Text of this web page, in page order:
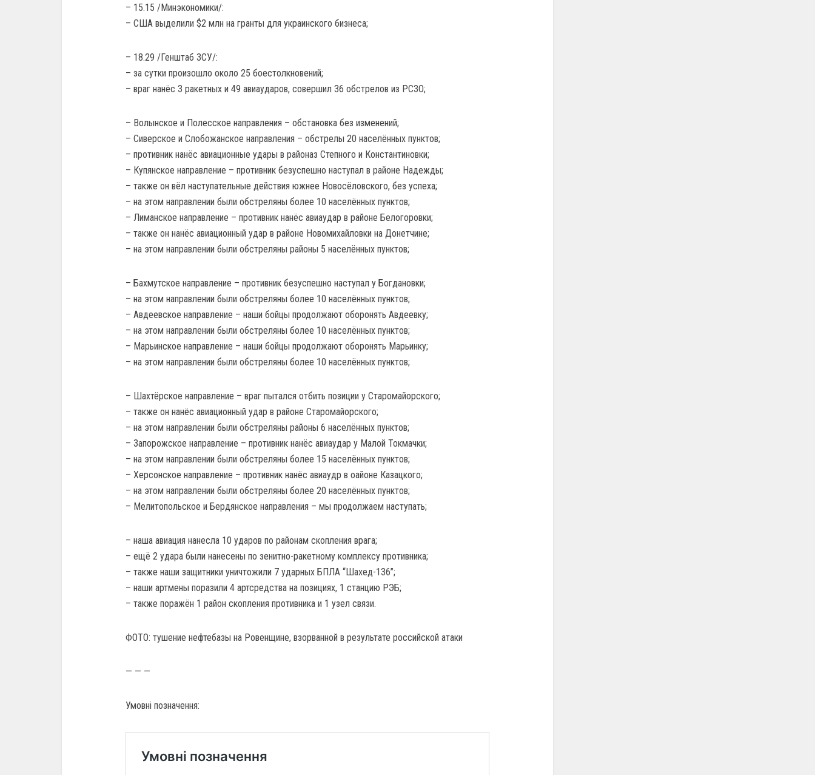
– 15.15 /Минэкономики/:
– США выделили $2 млн на гранты для украинского бизнеса;
– 18.29 /Генштаб ЗСУ/:
– за сутки произошло около 25 боестолкновений;
– враг нанёс 3 ракетных и 49 авиаударов, совершил 36 обстрелов из РСЗО;
– Волынское и Полесское направления – обстановка без изменений;
– Сиверское и Слобожанское направления – обстрелы 20 населённых пунктов;
– противник нанёс авиационные удары в районаз Степного и Константиновки;
– Купянское направление – противник безуспешно наступал в районе Надежды;
– также он вёл наступательные действия южнее Новосёловского, без успеха;
– на этом направлении были обстреляны более 10 населённых пунктов;
– Лиманское направление – противник нанёс авиаудар в районе Белогоровки;
– также он нанёс авиационный удар в районе Новомихайловки на Донетчине;
– на этом направлении были обстреляны районы 5 населённых пунктов;
– Бахмутское направление – противник безуспешно наступал у Богдановки;
– на этом направлении были обстреляны более 10 населённых пунктов;
– Авдеевское направление – наши бойцы продолжают оборонять Авдеевку;
– на этом направлении были обстреляны более 10 населённых пунктов;
– Марьинское направление – наши бойцы продолжают оборонять Марьинку;
– на этом направлении были обстреляны более 10 населённых пунктов;
– Шахтёрское направление – враг пытался отбить позиции у Старомайорского;
– также он нанёс авиационный удар в районе Старомайорского;
– на этом направлении были обстреляны районы 6 населённых пунктов;
– Запорожское направление – противник нанёс авиаудар у Малой Токмачки;
– на этом направлении были обстреляны более 15 населённых пунктов;
– Херсонское направление – противник нанёс авиаудр в оайоне Казацкого;
– на этом направлении были обстреляны более 20 населённых пунктов;
– Мелитопольское и Бердянское направления – мы продолжаем наступать;
– наша авиация нанесла 10 ударов по районам скопления врага;
– ещё 2 удара были нанесены по зенитно-ракетному комплексу противника;
– также наши защитники уничтожили 7 ударных БПЛА “Шахед-136”;
– наши артмены поразили 4 артсредства на позициях, 1 станцию РЭБ;
– также поражён 1 район скопления противника и 1 узел связи.
ФОТО: тушение нефтебазы на Ровенщине, взорванной в результате российской атаки
— — —
Умовні позначення: